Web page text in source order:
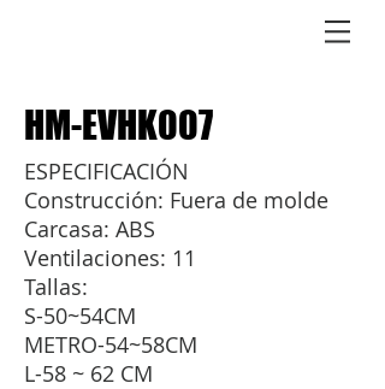
HM-EVHK007
ESPECIFICACIÓN
Construcción: Fuera de molde
Carcasa: ABS
Ventilaciones: 11
Tallas:
S-50~54CM
METRO-54~58CM
L-58 ~ 62 CM